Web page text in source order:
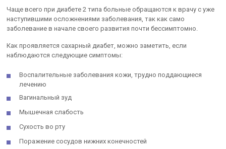
Чаще всего при диабете 2 типа больные обращаются к врачу с уже
наступившими осложнениями заболевания, так как само
заболевание в начале своего развития почти бессимптомно.
Как проявляется сахарный диабет, можно заметить, если
наблюдаются следующие симптомы:
Воспалительные заболевания кожи, трудно поддающиеся
лечению
Вагинальный зуд
Мышечная слабость
Сухость во рту
Поражение сосудов нижних конечностей